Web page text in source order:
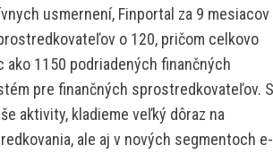
usmernení, Finportal za 9 mesiacov
o 120, pričom celkovo
1150 podriadených finančných
pre finančných sprostredkovateľov. S
aktivity, kladieme veľký dôraz na
ale aj v nových segmentoch e-